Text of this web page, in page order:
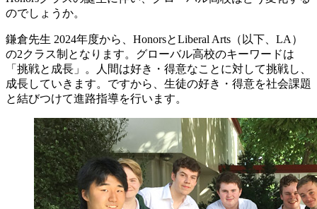
のでしょうか。
鎌倉先生 2024年度から、HonorsとLiberal Arts（以下、LA）
の2クラス制となります。グローバル高校のキーワードは
「挑戦と成長」。人間は好き・得意なことに対して挑戦し、
成長していきます。ですから、生徒の好き・得意を社会課題
と結びつけて進路指導を行います。